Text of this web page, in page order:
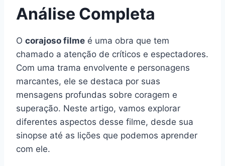
Análise Completa
O corajoso filme é uma obra que tem
chamado a atenção de críticos e espectadores.
Com uma trama envolvente e personagens
marcantes, ele se destaca por suas
mensagens profundas sobre coragem e
superação. Neste artigo, vamos explorar
diferentes aspectos desse filme, desde sua
sinopse até as lições que podemos aprender
com ele.